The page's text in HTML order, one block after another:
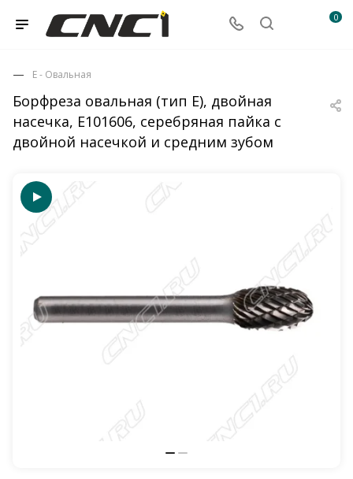
0
Борфреза овальная (тип Е), двойная
насечка, E101606, серебряная пайка с
двойной насечкой и средним зубом
E - Овальная